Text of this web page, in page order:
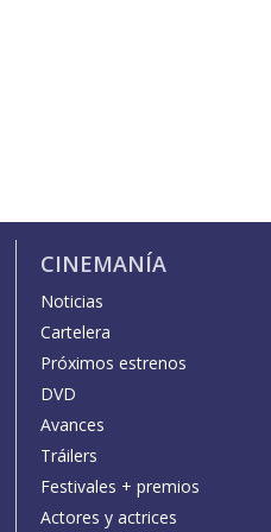
CINEMANÍA
Noticias
Cartelera
Próximos estrenos
DVD
Avances
Tráilers
Festivales + premios
Actores y actrices